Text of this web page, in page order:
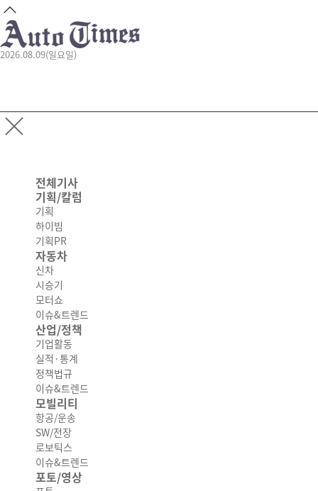
2026.08.09(일요일)
전체기사
기획/칼럼
기획
하이빔
기획PR
자동차
신차
시승기
모터쇼
이슈&트렌드
산업/정책
기업활동
실적·통계
정책법규
이슈&트렌드
모빌리티
항공/운송
SW/전장
로보틱스
이슈&트렌드
포토/영상